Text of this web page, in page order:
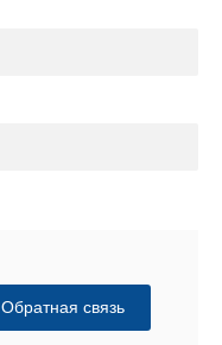
Обратная связь